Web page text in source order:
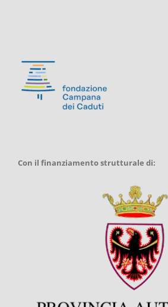
Con il finanziamento strutturale di: